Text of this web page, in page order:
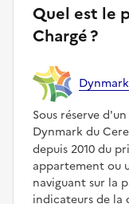
Quel est le
Chargé ?
Dynmark
Sous réserve
Dynmark du
depuis 2010 du
appartement ou
naviguant sur la
indicateurs de la